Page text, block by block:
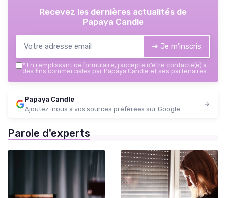
Recevez les dernières actualités de
Papaya Candle
➔ Je m'inscris
* En remplissant ce formulaire, j’accepte d’être contacté(e) à
des fins commerciales par Papaya Candle et ses partenaires.
Papaya Candle
Ajoutez-nous à vos sources préférées sur Google
Parole d'experts